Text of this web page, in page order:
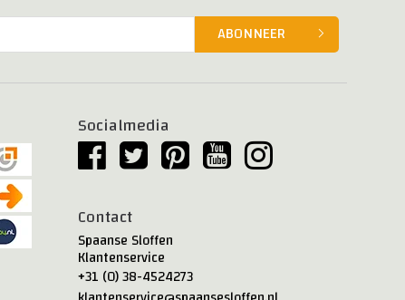
ABONNEER
Socialmedia
Contact
Spaanse Sloffen
Klantenservice
+31 (0) 38-4524273